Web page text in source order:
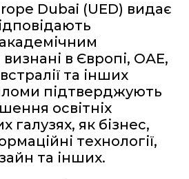
Dubai (UED) видає
в Європі, ОАЕ,
та інших
підтверджують
освітніх
галузях, як бізнес,
технології,
та інших.